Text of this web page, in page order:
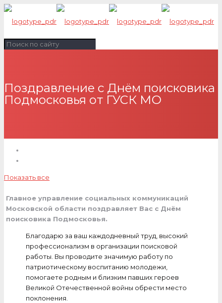
Поздравление с Днём поисковика
Подмосковья от ГУСК МО
Показать все
Главное управление социальных коммуникаций
Московской области поздравляет Вас с Днём
поисковика Подмосковья.
Благодарю за ваш каждодневный труд, высокий
профессионализм в организации поисковой
работы. Вы проводите значимую работу по
патриотическому воспитанию молодежи,
помогаете родным и близким павших героев
Великой Отечественной войны обрести место
поклонения.